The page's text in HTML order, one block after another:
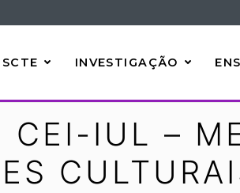
INVESTIGAÇÃO
CEI-IUL –